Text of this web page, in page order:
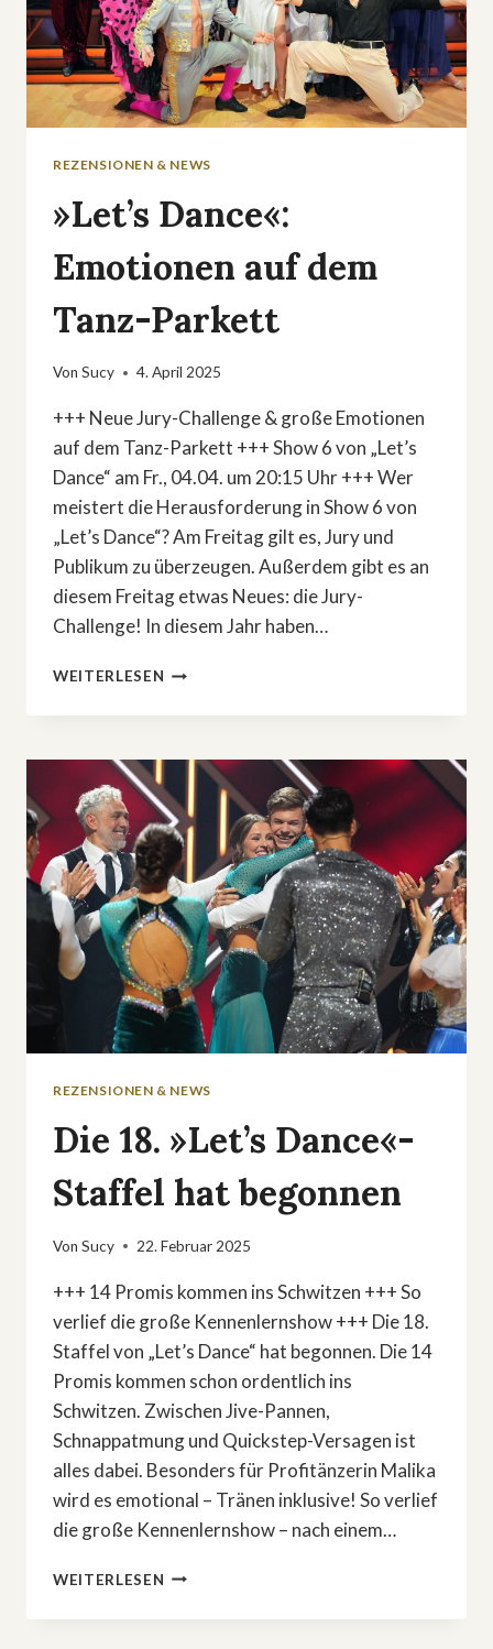
REZENSIONEN & NEWS
»Let’s Dance«:
Emotionen auf dem
Tanz-Parkett
Von Sucy 4. April 2025
+++ Neue Jury-Challenge & große Emotionen
auf dem Tanz-Parkett +++ Show 6 von „Let’s
Dance“ am Fr., 04.04. um 20:15 Uhr +++ Wer
meistert die Herausforderung in Show 6 von
„Let’s Dance“? Am Freitag gilt es, Jury und
Publikum zu überzeugen. Außerdem gibt es an
diesem Freitag etwas Neues: die Jury-
Challenge! In diesem Jahr haben…
WEITERLESEN »LET’S
EMOTIONEN
DEM
TANZ-
PARKETT
REZENSIONEN & NEWS
Die 18. »Let’s Dance«-
Staffel hat begonnen
Von Sucy 22. Februar 2025
+++ 14 Promis kommen ins Schwitzen +++ So
verlief die große Kennenlernshow +++ Die 18.
Staffel von „Let’s Dance“ hat begonnen. Die 14
Promis kommen schon ordentlich ins
Schwitzen. Zwischen Jive-Pannen,
Schnappatmung und Quickstep-Versagen ist
alles dabei. Besonders für Profitänzerin Malika
wird es emotional – Tränen inklusive! So verlief
die große Kennenlernshow – nach einem…
WEITERLESEN DIE
»LET’S